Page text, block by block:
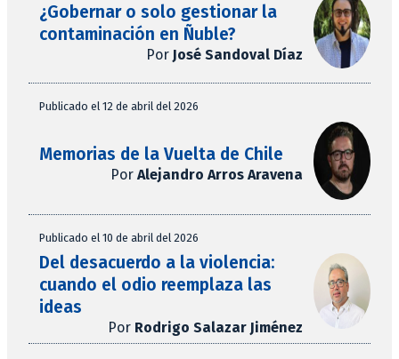
¿Gobernar o solo gestionar la
contaminación en Ñuble?
Por José Sandoval Díaz
Publicado el 12 de abril del 2026
Memorias de la Vuelta de Chile
Por Alejandro Arros Aravena
Publicado el 10 de abril del 2026
Del desacuerdo a la violencia:
cuando el odio reemplaza las
ideas
Por Rodrigo Salazar Jiménez